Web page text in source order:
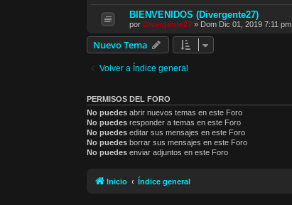
BIENVENIDOS (Divergente27)
por Divergente27 » Dom Dic 01, 2019 7:11 pm
Nuevo Tema
Volver a Índice general
PERMISOS DEL FORO
No puedes abrir nuevos temas en este Foro
No puedes responder a temas en este Foro
No puedes editar sus mensajes en este Foro
No puedes borrar sus mensajes en este Foro
No puedes enviar adjuntos en este Foro
Inicio Índice general